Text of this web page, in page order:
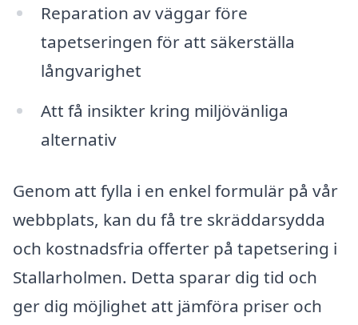
Reparation av väggar före
tapetseringen för att säkerställa
långvarighet
Att få insikter kring miljövänliga
alternativ
Genom att fylla i en enkel formulär på vår
webbplats, kan du få tre skräddarsydda
och kostnadsfria offerter på tapetsering i
Stallarholmen. Detta sparar dig tid och
ger dig möjlighet att jämföra priser och